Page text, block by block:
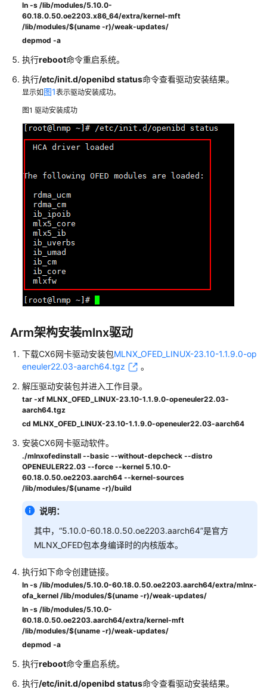
华
为
云
针
对
EOL
有
没
有
迁
移
案？
如
何
安
装
mlnx
驱
动？
何
开
启
HCE
SELinux
功
如
何
关
闭
的
功
能？
迁
移
系
统
后，
如
更
改
ln -s /lib/modules/5.10.0-
60.18.0.50.oe2203.x86_64/extra/kernel-mft
/lib/modules/$(uname -r)/weak-updates/
depmod -a
执行reboot命令重启系统。
执行/etc/init.d/openibd status命令查看驱动安装结果。
显示如图1表示驱动安装成功。
图1 驱动安装成功
Arm架构安装mlnx驱动
下载CX6网卡驱动安装包MLNX_OFED_LINUX-23.10-1.1.9.0-op
eneuler22.03-aarch64.tgz
。
解压驱动安装包并进入工作目录。
tar -xf MLNX_OFED_LINUX-23.10-1.1.9.0-openeuler22.03-
aarch64.tgz
cd MLNX_OFED_LINUX-23.10-1.1.9.0-openeuler22.03-aarch64
安装CX6网卡驱动软件。
./mlnxofedinstall --basic --without-depcheck --distro
OPENEULER22.03 --force --kernel 5.10.0-
60.18.0.50.oe2203.aarch64 --kernel-sources
/lib/modules/$(uname -r)/build
说明：
其中，“5.10.0-60.18.0.50.oe2203.aarch64”是官方
MLNX_OFED包本身编译时的内核版本。
执行如下命令创建链接。
ln -s /lib/modules/5.10.0-60.18.0.50.oe2203.aarch64/extra/mlnx-
ofa_kernel /lib/modules/$(uname -r)/weak-updates/
ln -s /lib/modules/5.10.0-
60.18.0.50.oe2203.aarch64/extra/kernel-mft
/lib/modules/$(uname -r)/weak-updates/
depmod -a
执行reboot命令重启系统。
执行/etc/init.d/openibd status命令查看驱动安装结果。